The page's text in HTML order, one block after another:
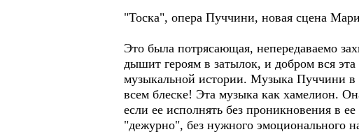
"Тоска", опера Пуччини, новая сцена
Это была потрясающая, непередаваемо
дышит героям в затылок, и добром вся
музыкальной истории. Музыка Пуччини в
всем блеске! Эта музыка как хамелион.
если ее исполнять без проникновения в
"дежурно", без нужного эмоционального